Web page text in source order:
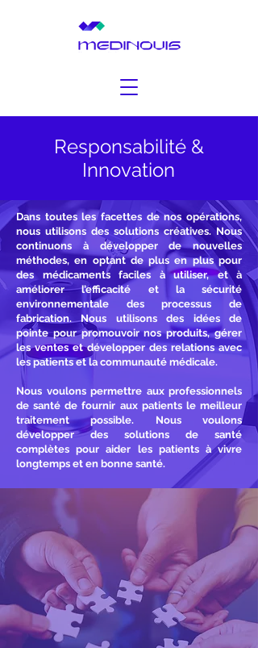
Responsabilité &
Innovation
Dans toutes les facettes de nos opérations,
nous utilisons des solutions créatives. Nous
continuons à développer de nouvelles
méthodes, en optant de plus en plus pour
des médicaments faciles à utiliser, et à
améliorer l’efficacité et la sécurité
environnementale des processus de
fabrication. Nous utilisons des idées de
pointe pour promouvoir nos produits, gérer
les ventes et développer des relations avec
les patients et la communauté médicale.
Nous voulons permettre aux professionnels
de santé de fournir aux patients le meilleur
traitement possible. Nous voulons
développer des solutions de santé
complètes pour aider les patients à vivre
longtemps et en bonne santé.